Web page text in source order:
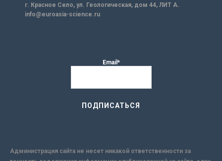
г. Красное Село, ул. Геологическая, дом 44, ЛИТ А.
info@euroasia-science.ru
Email*
Администрация сайта не несет никакой ответственности за